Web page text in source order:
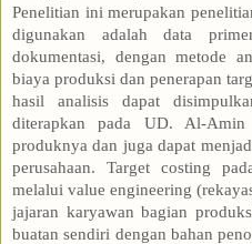
Penelitian ini merupakan
digunakan adalah data
dokumentasi, dengan metode
biaya produksi dan penerapan
hasil analisis dapat
diterapkan pada UD. Al-
produknya dan juga dapat
perusahaan. Target costing
melalui value engineering
jajaran karyawan bagian
buatan sendiri dengan bahan